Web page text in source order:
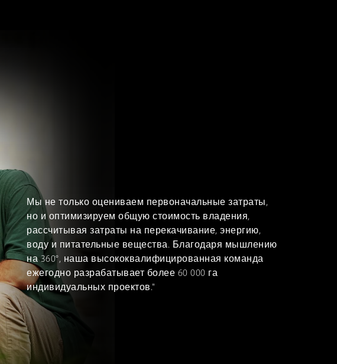
Мы не только оцениваем первоначальные затраты,
но и оптимизируем общую стоимость владения,
рассчитывая затраты на перекачивание, энергию,
воду и питательные вещества. Благодаря мышлению
на 360°, наша высококвалифицированная команда
ежегодно разрабатывает более 60 000 га
индивидуальных проектов."